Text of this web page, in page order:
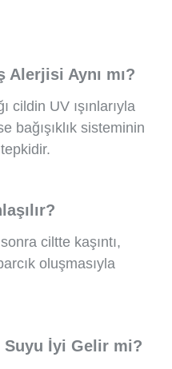
Alerjisi Aynı mı?
cildin UV ışınlarıyla
bağışıklık sisteminin
ciltte kaşıntı,
oluşmasıyla
Suyu İyi Gelir mi?